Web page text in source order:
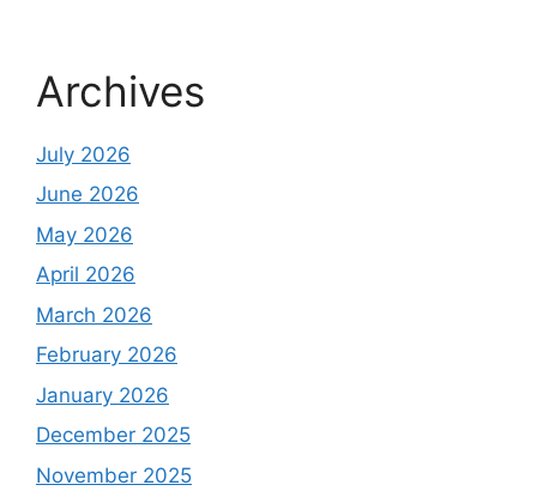
Archives
July 2026
June 2026
May 2026
April 2026
March 2026
February 2026
January 2026
December 2025
November 2025